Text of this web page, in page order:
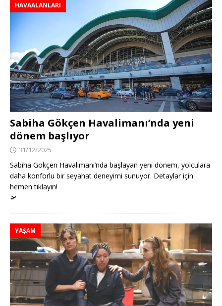
HAVAALANLARI
Sabiha Gökçen Havalimanı’nda yeni
dönem başlıyor
31/12/2025
Sabiha Gökçen Havalimanı’nda başlayan yeni dönem, yolculara
daha konforlu bir seyahat deneyimi sunuyor. Detaylar için
hemen tıklayın!
🛫
YAŞAM